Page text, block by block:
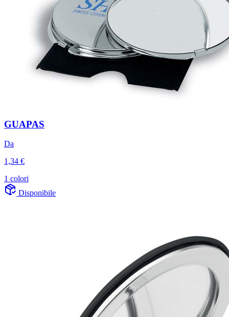
GUAPAS
Da
1,34 €
1 colori
Disponibile